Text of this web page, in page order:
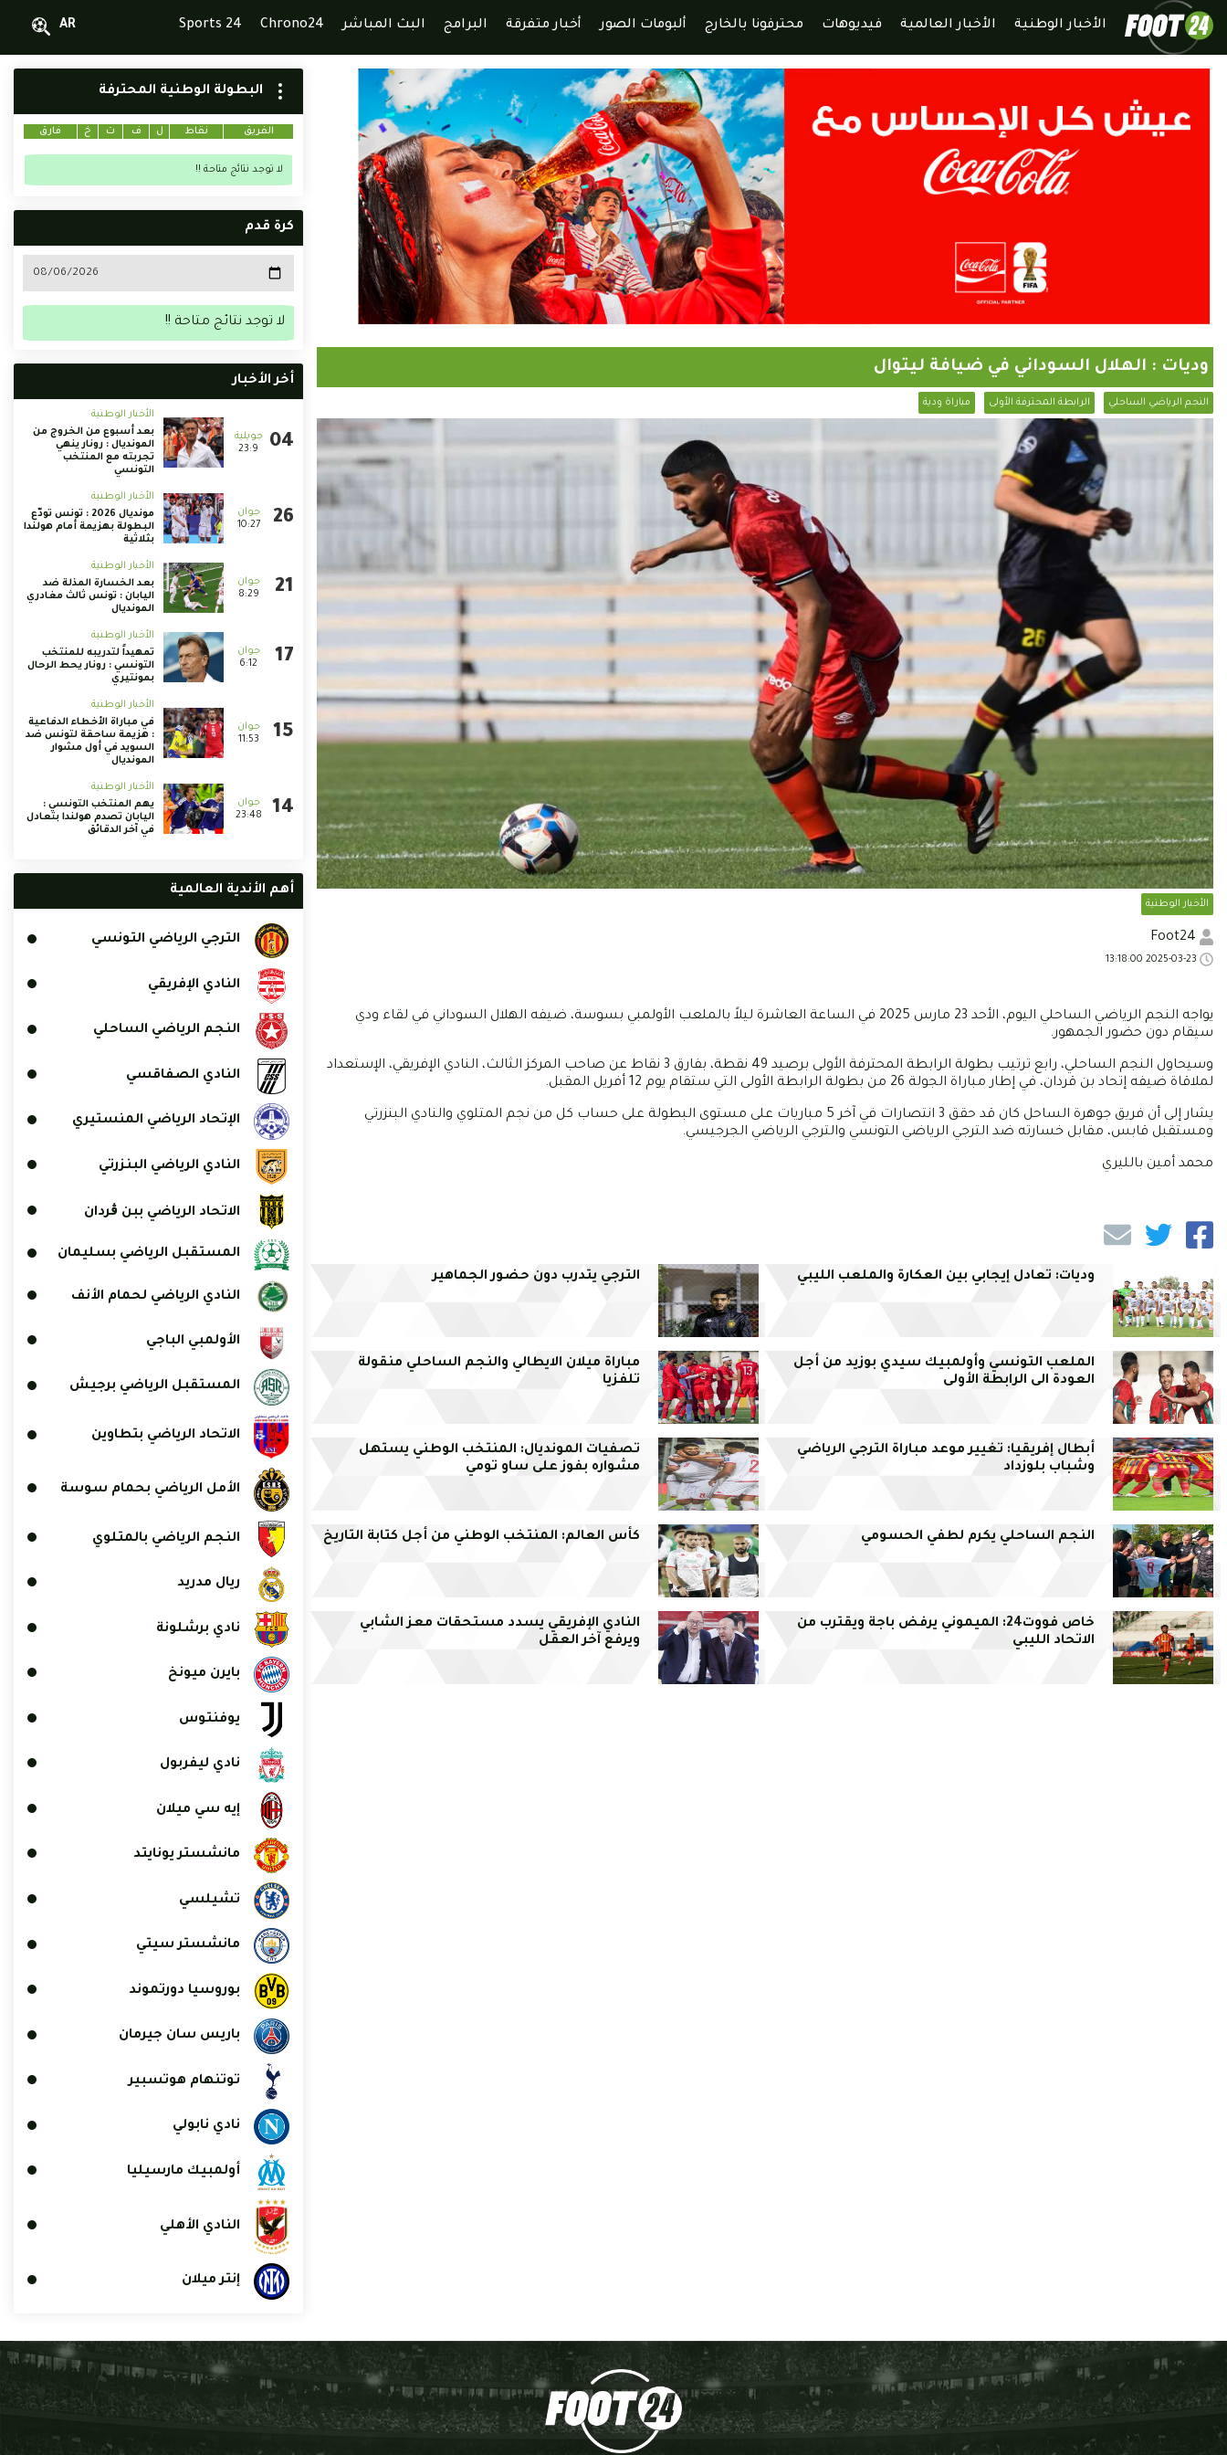
الأخبار الوطنية الأخبار العالمية فيديوهات محترفونا بالخارج ألبومات الصور أخبار متفرقة البرامج البث المباشر Chrono24
Sports 24
AR
وديات : الهلال السوداني في ضيافة ليتوال
النجم الرياضي الساحلي الرابطة المحترفة الأولى مباراة ودية
الأخبار الوطنية
يواجه النجم الرياضي الساحلي اليوم، الأحد 23 مارس 2025 في الساعة العاشرة ليلاً بالملعب الأولمبي بسوسة، ضيفه الهلال السوداني في لقاء ودي
سيقام دون حضور الجمهور.
وسيحاول النجم الساحلي، رابع ترتيب بطولة الرابطة المحترفة الأولى برصيد 49 نقطة، بفارق 3 نقاط عن صاحب المركز الثالث، النادي الإفريقي، الإستعداد
لملاقاة ضيفه إتحاد بن قردان، في إطار مباراة الجولة 26 من بطولة الرابطة الأولى التي ستقام يوم 12 أفريل المقبل.
يشار إلى أن فريق جوهرة الساحل كان قد حقق 3 انتصارات في آخر 5 مباريات على مستوى البطولة على حساب كل من نجم المتلوي والنادي البنزرتي
ومستقبل قابس، مقابل خسارته ضد الترجي الرياضي التونسي والترجي الرياضي الجرجيسي.
محمد أمين بالليري
وديات: تعادل إيجابي بين العكارة والملعب الليبي الترجي يتدرب دون حضور الجماهير
الملعب التونسي وأولمبيك سيدي بوزيد من أجل
العودة الى الرابطة الأولى
مباراة ميلان الايطالي والنجم الساحلي منقولة
تلفزيا
أبطال إفريقيا: تغيير موعد مباراة الترجي الرياضي
وشباب بلوزداد
تصفيات المونديال: المنتخب الوطني يستهل
مشواره بفوز على ساو تومي
النجم الساحلي يكرم لطفي الحسومي كأس العالم: المنتخب الوطني من أجل كتابة التاريخ
خاص فووت24: الميموني يرفض باجة ويقترب من
الاتحاد الليبي
النادي الإفريقي يسدد مستحقات معز الشابي
ويرفع آخر العقل
البطولة الوطنية المحترفة
الفريق نقاط ل ف ت خ فارق
لا توجد نتائج متاحة !!
كرة قدم
لا توجد نتائج متاحة !!
أخر الأخبار
23:9
الأخبار الوطنية
بعد أسبوع من الخروج من
المونديال : رونار ينهي
تجربته مع المنتخب
التونسي
10:27
الأخبار الوطنية
مونديال 2026 : تونس تودّع
البطولة بهزيمة أمام هولندا
بثلاثية
8:29
الأخبار الوطنية
بعد الخسارة المذلة ضد
اليابان : تونس ثالث مغادري
المونديال
6:12
الأخبار الوطنية
تمهيداً لتدريبه للمنتخب
التونسي : رونار يحط الرحال
بمونتيري
11:53
الأخبار الوطنية
في مباراة الأخطاء الدفاعية
: هزيمة ساحقة لتونس ضد
السويد في أول مشوار
المونديال
23:48
الأخبار الوطنية
يهم المنتخب التونسي :
اليابان تصدم هولندا بتعادل
في آخر الدقائق
أهم الأندية العالمية
الترجي الرياضي التونسي
النادي الإفريقي
النجم الرياضي الساحلي
النادي الصفاقسي
الإتحاد الرياضي المنستيري
النادي الرياضي البنزرتي
الاتحاد الرياضي ببن ڨردان
المستقبل الرياضي بسليمان
النادي الرياضي لحمام الأنف
الأولمبي الباجي
المستقبل الرياضي برجيش
الاتحاد الرياضي بتطاوين
الأمل الرياضي بحمام سوسة
النجم الرياضي بالمتلوي
ريال مدريد
نادي برشلونة
بايرن ميونخ
يوفنتوس
نادي ليفربول
إيه سي ميلان
مانشستر يونايتد
تشيلسي
مانشستر سيتي
بوروسيا دورتموند
باريس سان جيرمان
توتنهام هوتسبير
نادي نابولي
أولمبيك مارسيليا
النادي الأهلي
إنتر ميلان